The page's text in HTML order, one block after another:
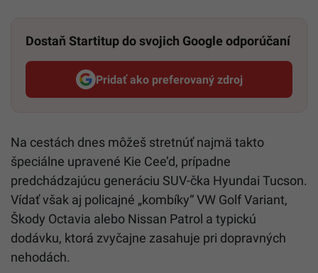
Dostaň Startitup do svojich Google odporúčaní
Pridať ako preferovaný zdroj
Startitup, odkaz sa otvorí v
Na cestách dnes môžeš stretnúť najmä takto
špeciálne upravené Kie Cee’d, prípadne
predchádzajúcu generáciu SUV-čka Hyundai Tucson.
Vídať však aj policajné „kombíky“ VW Golf Variant,
Škody Octavia alebo Nissan Patrol a typickú
dodávku, ktorá zvyčajne zasahuje pri dopravných
nehodách.